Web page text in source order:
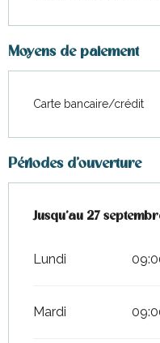
Moyens de paiement
Carte bancaire/crédit
Périodes d'ouverture
Du3 avril 2026au27
Jusqu'au 27
Lundi
Mardi